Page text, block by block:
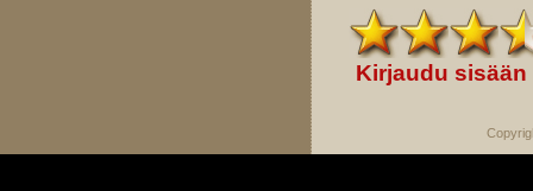
Kirjaudu sisään